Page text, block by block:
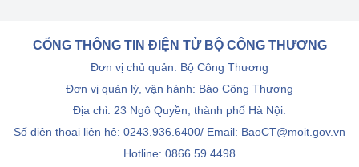
CỔNG THÔNG TIN ĐIỆN TỬ BỘ CÔNG THƯƠNG
Đơn vị chủ quản: Bộ Công Thương
Đơn vị quản lý, vận hành: Báo Công Thương
Địa chỉ: 23 Ngô Quyền, thành phố Hà Nội.
Số điện thoại liên hệ: 0243.936.6400/ Email: BaoCT@moit.gov.vn
Hotline: 0866.59.4498